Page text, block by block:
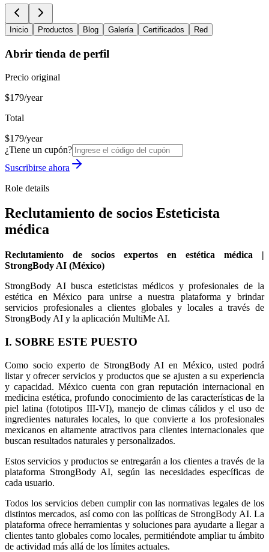
Inicio Productos Blog Galería Certificados Red
Abrir tienda de perfil
Precio original
$179/year
Total
$179/year
¿Tiene un cupón?
Suscribirse ahora
Role details
Reclutamiento de socios Esteticista
médica
Reclutamiento de socios expertos en estética médica |
StrongBody AI (México)
StrongBody AI busca esteticistas médicos y profesionales de la
estética en México para unirse a nuestra plataforma y brindar
servicios profesionales a clientes globales y locales a través de
StrongBody AI y la aplicación MultiMe AI.
I. SOBRE ESTE PUESTO
Como socio experto de StrongBody AI en México, usted podrá
listar y ofrecer servicios y productos que se ajusten a su experiencia
y capacidad. México cuenta con gran reputación internacional en
medicina estética, profundo conocimiento de las características de la
piel latina (fototipos III-VI), manejo de climas cálidos y el uso de
ingredientes naturales locales, lo que convierte a los profesionales
mexicanos en altamente atractivos para clientes internacionales que
buscan resultados naturales y personalizados.
Estos servicios y productos se entregarán a los clientes a través de la
plataforma StrongBody AI, según las necesidades específicas de
cada usuario.
Todos los servicios deben cumplir con las normativas legales de los
distintos mercados, así como con las políticas de StrongBody AI. La
plataforma ofrece herramientas y soluciones para ayudarte a llegar a
clientes tanto globales como locales, permitiéndote ampliar tu ámbito
de actividad más allá de los límites actuales.